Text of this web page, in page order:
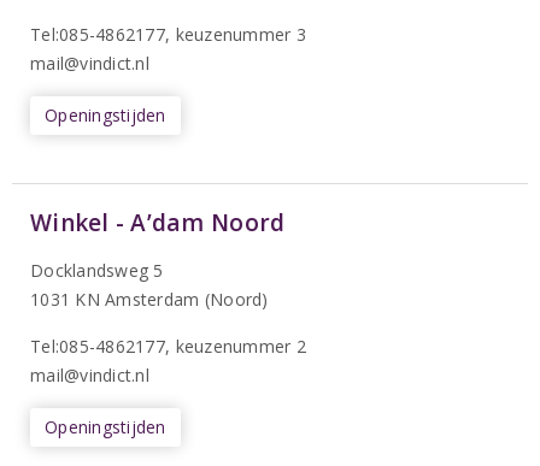
Tel:085-4862177, keuzenummer 3
mail@vindict.nl
Openingstijden
Winkel - A’dam Noord
Docklandsweg 5
1031 KN Amsterdam (Noord)
Tel:085-4862177, keuzenummer 2
mail@vindict.nl
Openingstijden